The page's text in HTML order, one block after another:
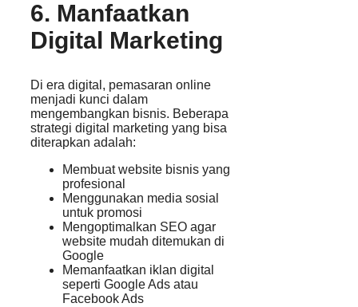
6. Manfaatkan
Digital Marketing
Di era digital, pemasaran online
menjadi kunci dalam
mengembangkan bisnis. Beberapa
strategi digital marketing yang bisa
diterapkan adalah:
Membuat website bisnis yang
profesional
Menggunakan media sosial
untuk promosi
Mengoptimalkan SEO agar
website mudah ditemukan di
Google
Memanfaatkan iklan digital
seperti Google Ads atau
Facebook Ads